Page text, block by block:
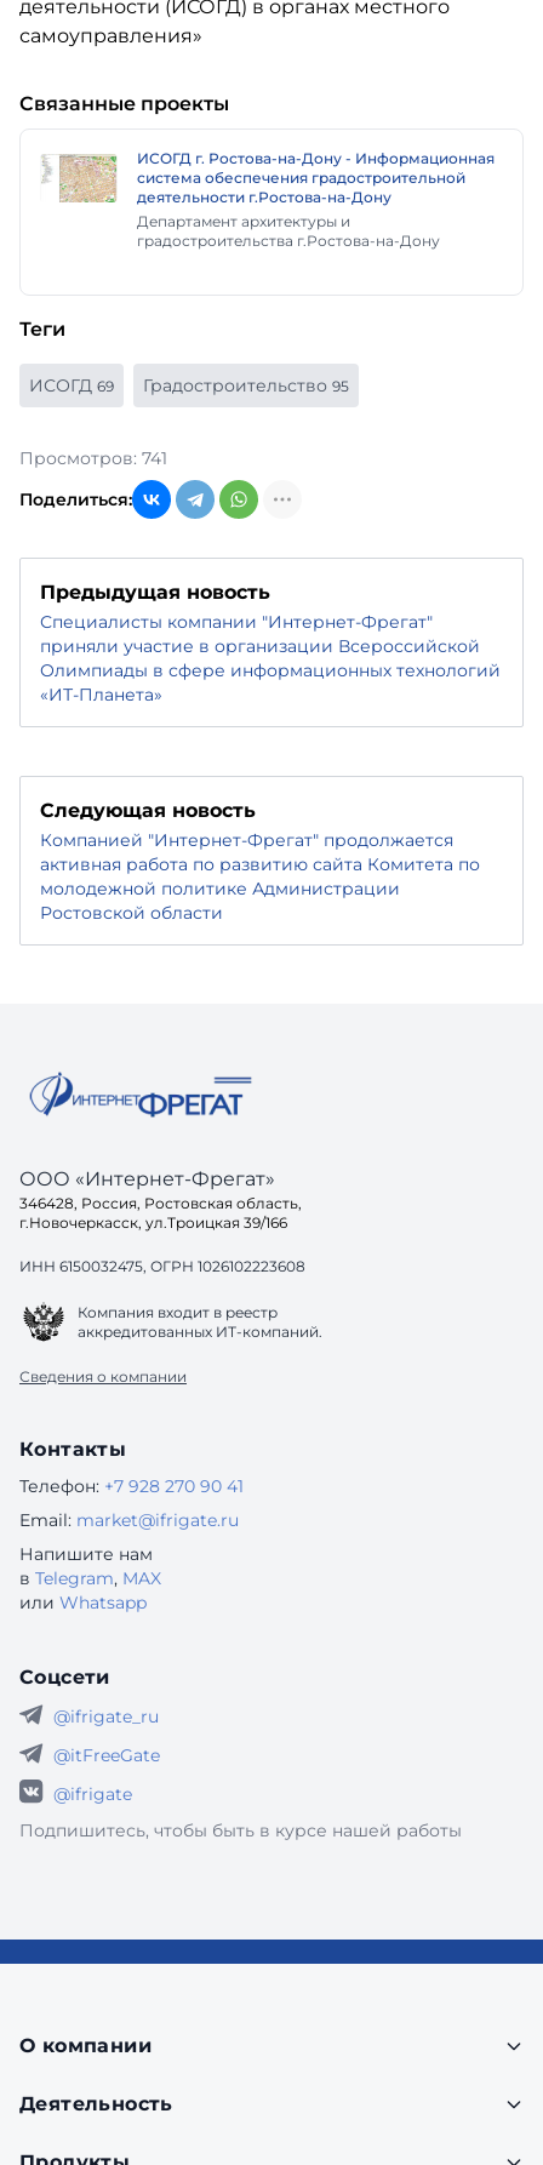
Связанные проекты
ИСОГД г. Ростова-на-Дону - Информационная
система обеспечения градостроительной
деятельности г.Ростова-на-Дону
Департамент архитектуры и
градостроительства г.Ростова-на-Дону
Теги
ИСОГД 69 Градостроительство 95
Просмотров: 741
Поделиться:
Предыдущая новость
Специалисты компании "Интернет-Фрегат"
приняли участие в организации Всероссийской
Олимпиады в сфере информационных технологий
«ИТ-Планета»
Следующая новость
Компанией "Интернет-Фрегат" продолжается
активная работа по развитию сайта Комитета по
молодежной политике Администрации
Ростовской области
ООО «Интернет-Фрегат»
346428, Россия, Ростовская область,
г.Новочеркасск, ул.Троицкая 39/166
ИНН 6150032475, ОГРН 1026102223608
Компания входит в реестр
аккредитованных ИТ-компаний.
Сведения о компании
Контакты
Телефон: +7 928 270 90 41
Email: market@ifrigate.ru
Напишите нам
в Telegram, MAX
или Whatsapp
Соцсети
@ifrigate_ru
@itFreeGate
@ifrigate
Подпишитесь, чтобы быть в курсе нашей работы
О компании
Деятельность